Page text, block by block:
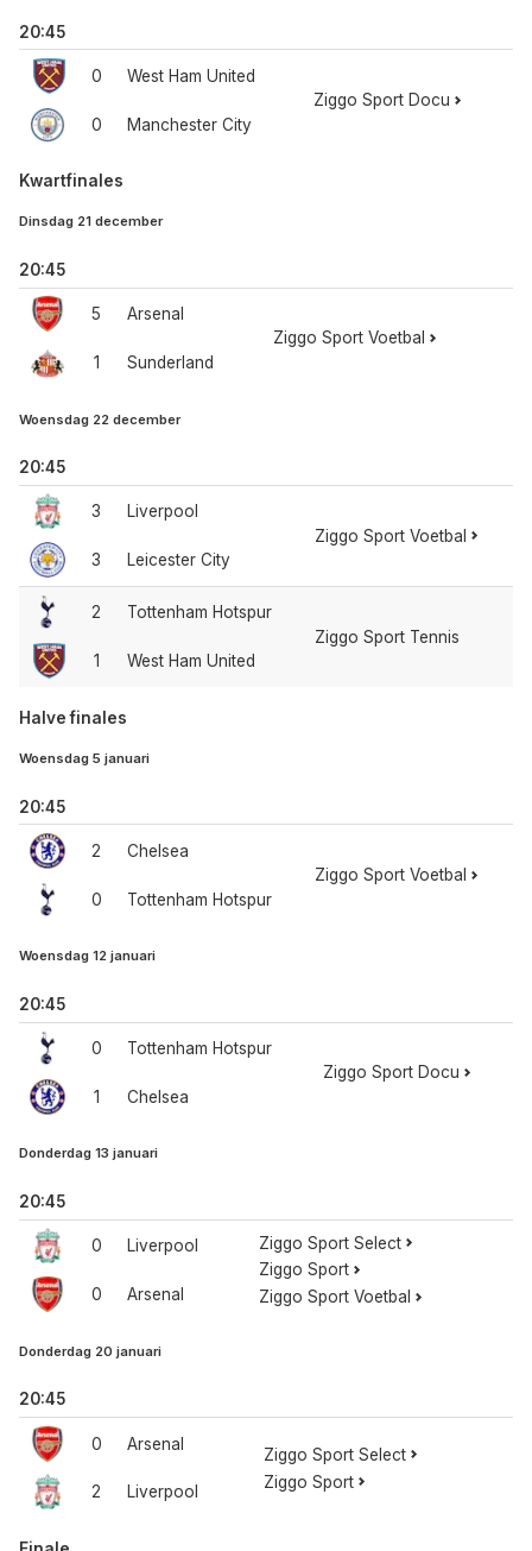
20:45
0
0
West Ham United
Manchester City
Ziggo Sport Docu
Kwartfinales
Dinsdag 21 december
20:45
5
1
Arsenal
Sunderland
Ziggo Sport Voetbal
Woensdag 22 december
20:45
3
3
Liverpool
Leicester City
Ziggo Sport Voetbal
2
1
Tottenham Hotspur
West Ham United
Ziggo Sport Tennis
Halve finales
Woensdag 5 januari
20:45
2
0
Chelsea
Tottenham Hotspur
Ziggo Sport Voetbal
Woensdag 12 januari
20:45
0
1
Tottenham Hotspur
Chelsea
Ziggo Sport Docu
Donderdag 13 januari
20:45
0
0
Liverpool
Arsenal
Ziggo Sport Select
Ziggo Sport
Ziggo Sport Voetbal
Donderdag 20 januari
20:45
0
2
Arsenal
Liverpool
Ziggo Sport Select
Ziggo Sport